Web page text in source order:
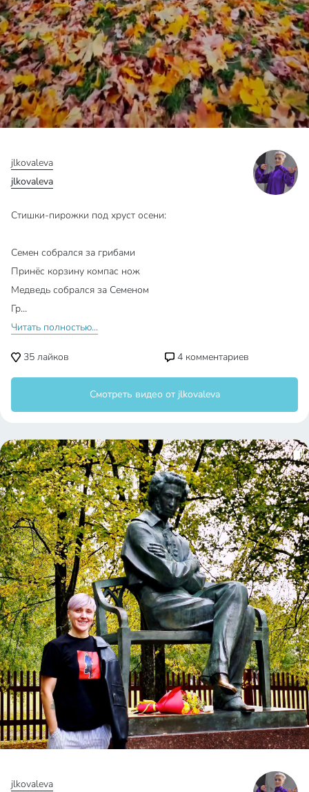
jlkovaleva
jlkovaleva
Стишки-пирожки под хруст осени:
Семен собрался за грибами
Принёс корзину компас нож
Медведь собрался за Семеном
Гр…
Читать полностью...
35 лайков 4 комментариев
Смотреть видео от jlkovaleva
jlkovaleva